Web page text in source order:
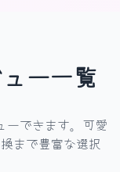
ー一覧
ーできます。可愛
まで豊富な選択